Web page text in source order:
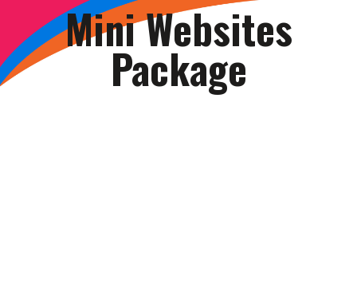
Mini Websites
Package